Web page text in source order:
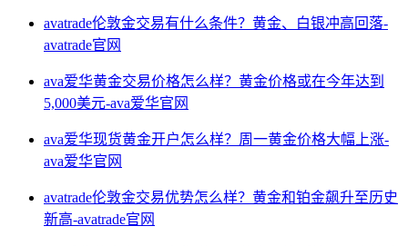
avatrade伦敦金交易有什么条件？黄金、白银冲高回落-
avatrade官网
ava爱华黄金交易价格怎么样？黄金价格或在今年达到
5,000美元-ava爱华官网
ava爱华现货黄金开户怎么样？周一黄金价格大幅上涨-
ava爱华官网
avatrade伦敦金交易优势怎么样？黄金和铂金飙升至历史
新高-avatrade官网